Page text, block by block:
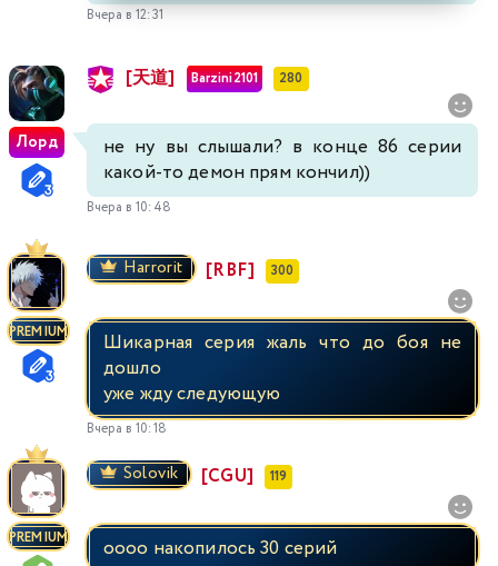
Вчера в 12:31
Лорд
[天道] Barzini2101 280
не ну вы слышали? в конце 86 серии
какой-то демон прям кончил))
Вчера в 10:48
PREMIUM
Harrorit [RBF] 300
Шикарная серия жаль что до боя не
дошло
уже жду следующую
Вчера в 10:18
PREMIUM
Solovik [CGU] 119
оооо накопилось 30 серий